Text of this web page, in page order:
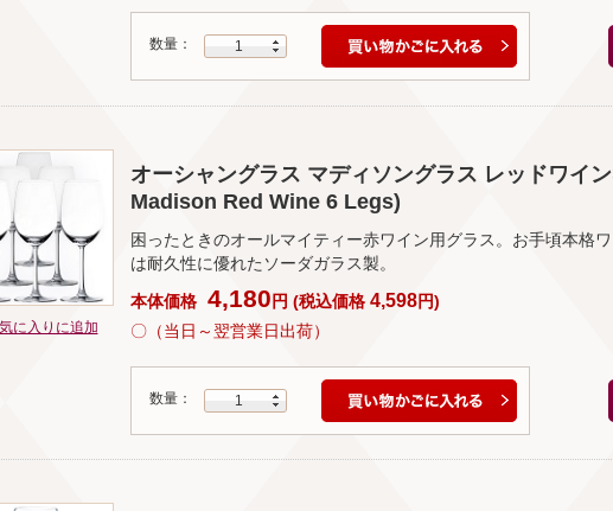
数量： 1
に入りに追加
オーシャングラス マディソングラス レッドワイ
Madison Red Wine 6 Legs)
困ったときのオールマイティー赤ワイン用グラス。お手頃本格
は耐久性に優れたソーダガラス製。
本体価格 4,180円 (税込価格 4,598円)
〇（当日～翌営業日出荷）
数量： 1